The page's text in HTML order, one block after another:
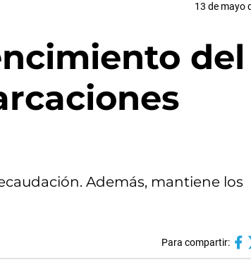
13 de mayo
del
Además, mantiene los
Para compartir: